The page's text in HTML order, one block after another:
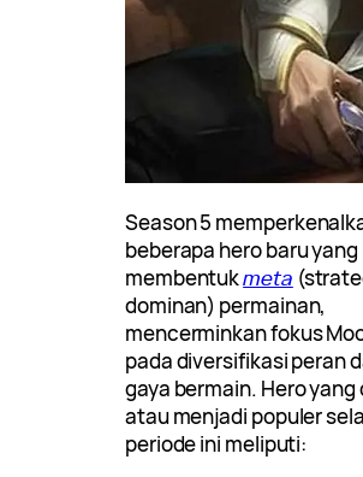
Season 5
beberapa hero baru yang
membentukmeta
dominan) permainan,
mencerminkan fokus
pada diversifikasi peran
gaya bermain. Hero yang
atau menjadi populer
periode ini meliputi: